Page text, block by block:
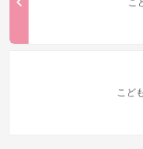
こ
こど